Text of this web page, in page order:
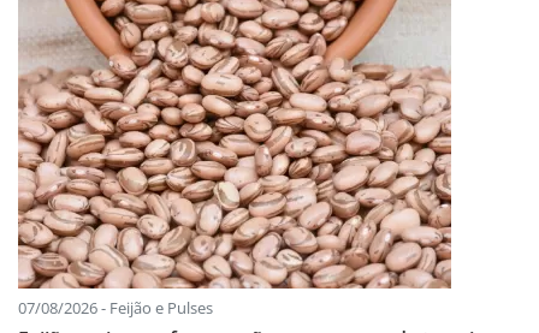
07/08/2026 - Feijão e Pulses